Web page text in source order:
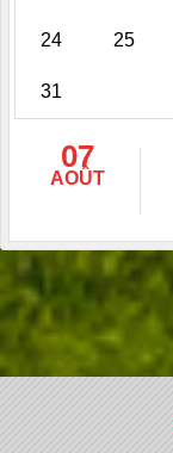
24 25
31
07
AOÛT